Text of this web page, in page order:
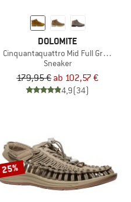
DOLOMITE
Cinquantaquattro Mid Full Grain
Sneaker
179,95 € ab 102,57 €
4,9(34)
25%